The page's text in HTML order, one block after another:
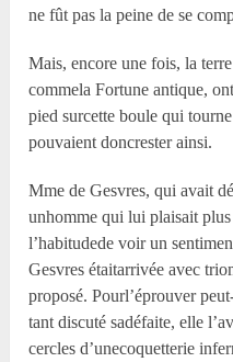
ne fût pas la peine de se
Mais, encore une fois, la
commela Fortune antique,
pied surcette boule qui
pouvaient doncrester ainsi.
Mme de Gesvres, qui avait
unhomme qui lui plaisait
l’habitudede voir un
Gesvres étaitarrivée avec
proposé. Pourl’éprouver
tant discuté sadéfaite, elle
cercles d’unecoquetterie